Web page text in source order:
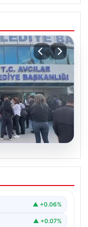
12
▲ +0.06%
▲ +0.07%